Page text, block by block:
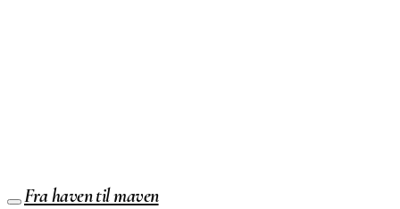
Fra haven til maven